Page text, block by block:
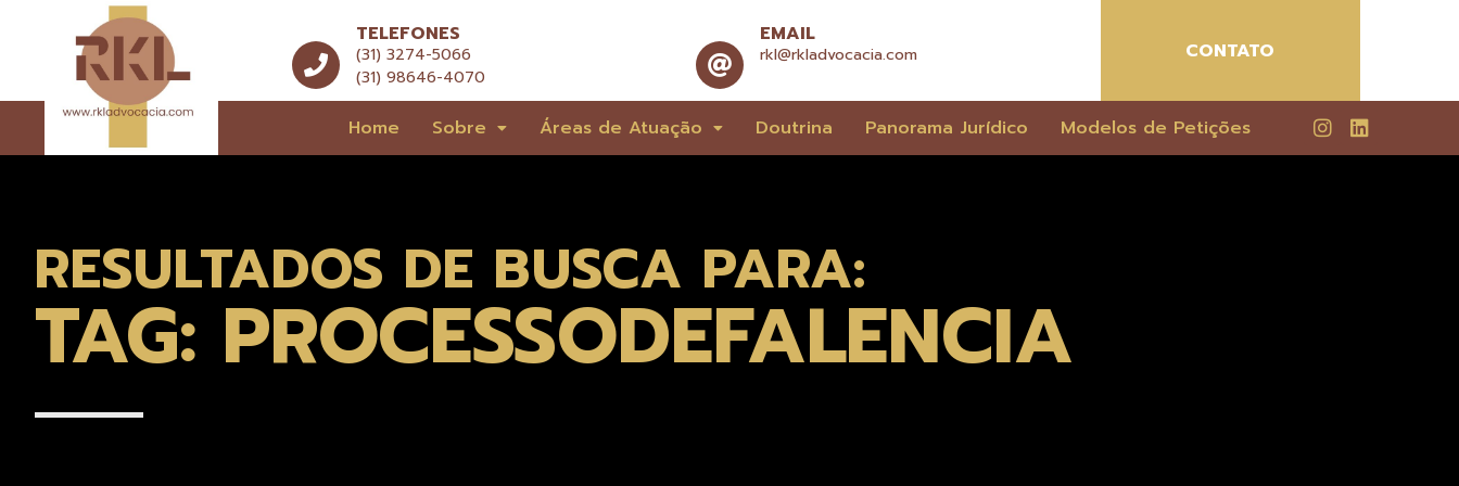
TELEFONES
(31) 3274-5066
(31) 98646-4070
EMAIL
rkl@rkladvocacia.com CONTATO
Home Sobre Áreas de Atuação Doutrina Panorama Jurídico Modelos de Petições
RESULTADOS DE BUSCA PARA:
TAG: PROCESSODEFALENCIA